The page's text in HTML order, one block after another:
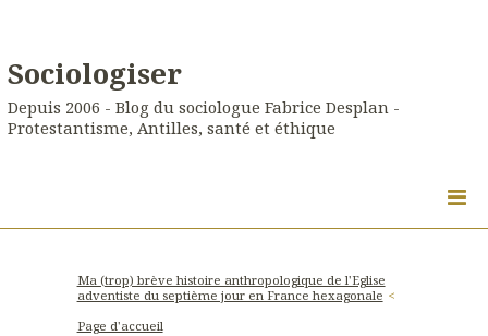
Sociologiser
Depuis 2006 - Blog du sociologue Fabrice Desplan -
Protestantisme, Antilles, santé et éthique
Ma (trop) brève histoire anthropologique de l'Eglise
adventiste du septième jour en France hexagonale
Page d'accueil